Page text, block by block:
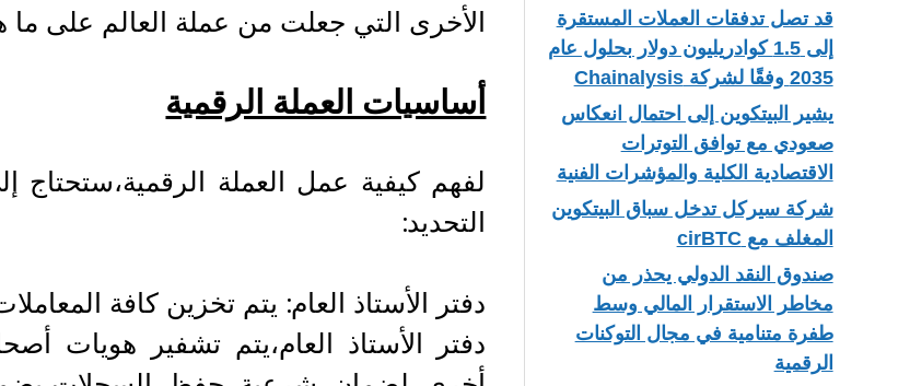
قد تصل تدفقات العملات المستقرة
إلى 1.5 كوادريليون دولار بحلول عام
2035 وفقًا لشركة Chainalysis
يشير البيتكوين إلى احتمال انعكاس
صعودي مع توافق التوترات
الاقتصادية الكلية والمؤشرات الفنية
شركة سيركل تدخل سباق البيتكوين
المغلف مع cirBTC
صندوق النقد الدولي يحذر من
مخاطر الاستقرار المالي وسط
طفرة متنامية في مجال التوكنات
الرقمية
الأخرى التي جعلت من عملة العالم على ما
أساسيات العملة الرقمية
لفهم كيفية عمل العملة
التحديد:
دفتر الأستاذ العام: يتم تخزين كافة
دفتر الأستاذ العام،يتم تشفير هويات